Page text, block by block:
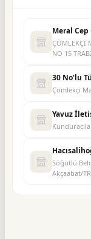
Meral
ÇÖMLEKÇİ
NO 15
30 No'lu
Çömlekçi
Yavuz
Söğütlü
Akçaabat/